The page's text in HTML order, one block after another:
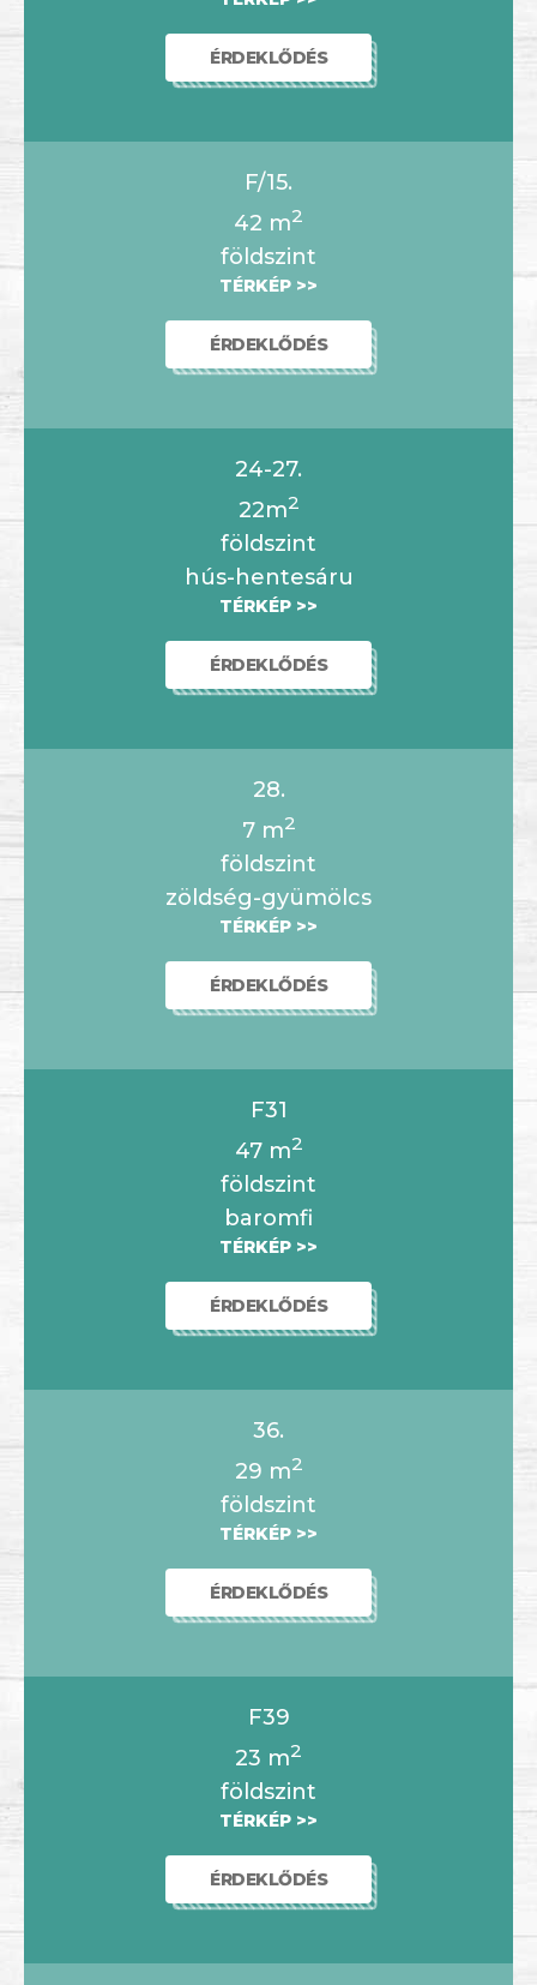
ÉRDEKLŐDÉS
F/15.
42 m2
földszint
TÉRKÉP >>
ÉRDEKLŐDÉS
24-27.
22m2
földszint
hús-hentesáru
TÉRKÉP >>
ÉRDEKLŐDÉS
28.
7 m2
földszint
zöldség-gyümölcs
TÉRKÉP >>
ÉRDEKLŐDÉS
F31
47 m2
földszint
baromfi
TÉRKÉP >>
ÉRDEKLŐDÉS
36.
29 m2
földszint
TÉRKÉP >>
ÉRDEKLŐDÉS
F39
23 m2
földszint
TÉRKÉP >>
ÉRDEKLŐDÉS